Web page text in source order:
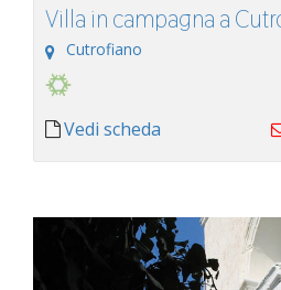
Villa in campagna a
Cutrofiano
Vedi scheda